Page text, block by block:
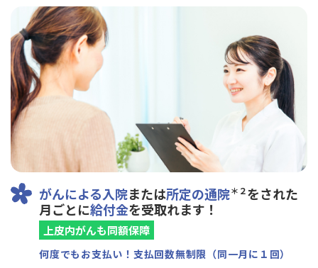
がんによる入院または所定の通院＊２をされた
月ごとに給付金を受取れます！
上皮内がんも同額保障
何度でもお支払い！支払回数無制限（同一月に１回）